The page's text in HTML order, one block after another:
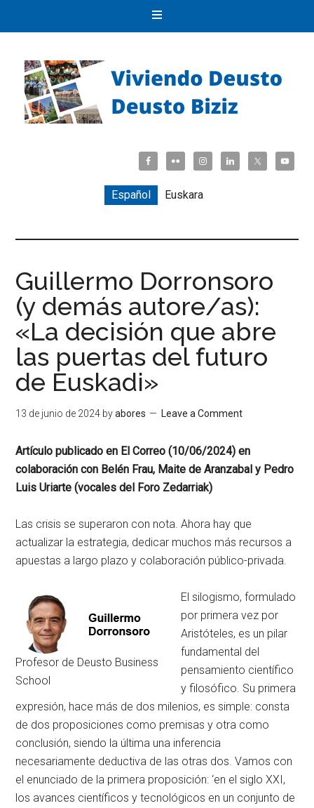
Español Euskara
Guillermo Dorronsoro
(y demás autore/as):
«La decisión que abre
las puertas del futuro
de Euskadi»
13 de junio de 2024 byabores Leave a Comment
Artículo publicado en El Correo (10/06/2024) en
colaboración con Belén Frau, Maite de Aranzabal y Pedro
Luis Uriarte (vocales del Foro Zedarriak)
Las crisis se superaron con nota. Ahora hay que
actualizar la estrategia, dedicar muchos más recursos a
apuestas a largo plazo y colaboración público-privada.
Profesor de Deusto Business
School
El silogismo, formulado
por primera vez por
Aristóteles, es un pilar
fundamental del
pensamiento científico
y filosófico. Su primera
expresión, hace más de dos milenios, es simple: consta
de dos proposiciones como premisas y otra como
conclusión, siendo la última una inferencia
necesariamente deductiva de las otras dos. Vamos con
el enunciado de la primera proposición: ‘en el siglo XXI,
los avances científicos y tecnológicos en un conjunto de